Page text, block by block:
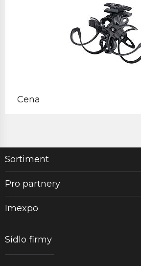
Cena
Sortiment
Pro partnery
Imexpo
Sídlo firmy